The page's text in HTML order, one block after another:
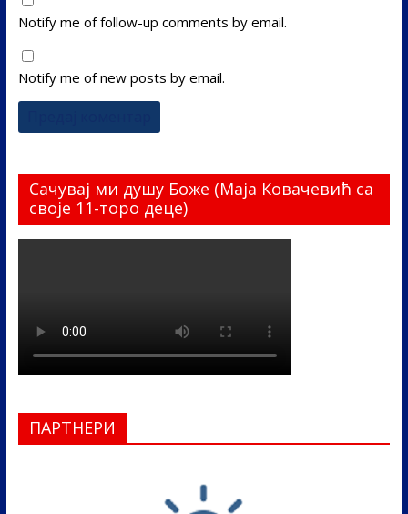
Notify me of follow-up comments by email.
Notify me of new posts by email.
Сачувај ми душу Боже (Маја Ковачевић са
своје 11-торо деце)
ПАРТНЕРИ